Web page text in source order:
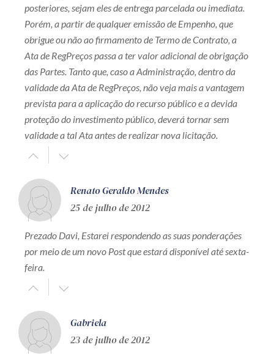
posteriores, sejam eles de entrega parcelada ou imediata.
Porém, a partir de qualquer emissão de Empenho, que
obrigue ou não ao firmamento de Termo de Contrato, a
Ata de RegPreços passa a ter valor adicional de obrigação
das Partes. Tanto que, caso a Administração, dentro da
validade da Ata de RegPreços, não veja mais a vantagem
prevista para a aplicação do recurso público e a devida
proteção do investimento público, deverá tornar sem
validade a tal Ata antes de realizar nova licitação.
Renato Geraldo Mendes
25 de julho de 2012
Prezado Davi, Estarei respondendo as suas ponderações
por meio de um novo Post que estará disponível até sexta-
feira.
Gabriela
23 de julho de 2012